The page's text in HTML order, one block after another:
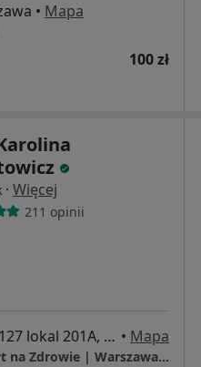
• Mapa
100 zł
· Więcej
211 opinii
Aleje Jerozolimskie 125/127 lokal 201A, drugie piętro, Warszawa • Mapa
Dietetyk kliniczny | Apetyt na Zdrowie | Warszawa (Ochota)